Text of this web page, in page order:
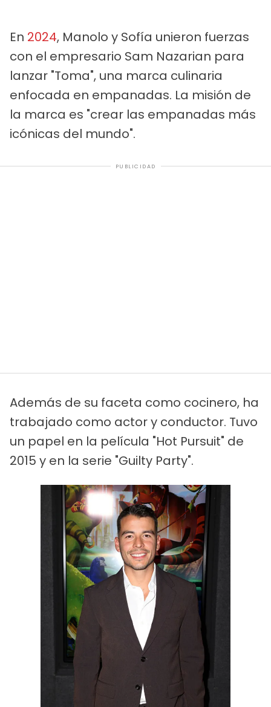
En 2024, Manolo y Sofía unieron fuerzas
con el empresario Sam Nazarian para
lanzar "Toma", una marca culinaria
enfocada en empanadas. La misión de
la marca es "crear las empanadas más
icónicas del mundo".
PUBLICIDAD
Además de su faceta como cocinero, ha
trabajado como actor y conductor. Tuvo
un papel en la película "Hot Pursuit" de
2015 y en la serie "Guilty Party".